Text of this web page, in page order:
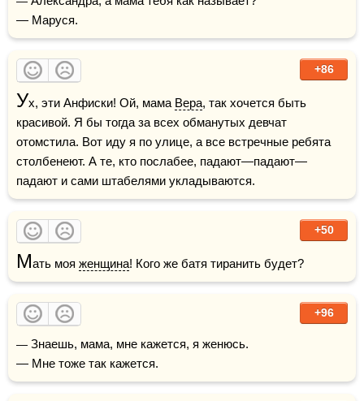
— Маруся.
+86
Ух, эти Анфиски! Ой, мама Вера, так хочется быть
красивой. Я бы тогда за всех обманутых девчат
отомстила. Вот иду я по улице, а все встречные ребята
столбенеют. А те, кто послабее, падают—падают—
падают и сами штабелями укладываются.
+50
Мать моя женщина! Кого же батя тиранить будет?
+96
— Знаешь, мама, мне кажется, я женюсь.
— Мне тоже так кажется.